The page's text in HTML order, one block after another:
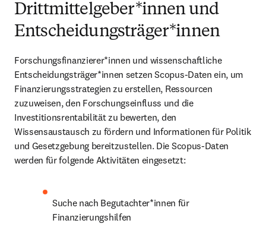
Drittmittelgeber*innen und
Entscheidungsträger*innen
Forschungsfinanzierer*innen und wissenschaftliche
Entscheidungsträger*innen setzen Scopus-Daten ein, um
Finanzierungsstrategien zu erstellen, Ressourcen
zuzuweisen, den Forschungseinfluss und die
Investitionsrentabilität zu bewerten, den
Wissensaustausch zu fördern und Informationen für Politik
und Gesetzgebung bereitzustellen. Die Scopus-Daten
werden für folgende Aktivitäten eingesetzt:
Suche nach Begutachter*innen für
Finanzierungshilfen